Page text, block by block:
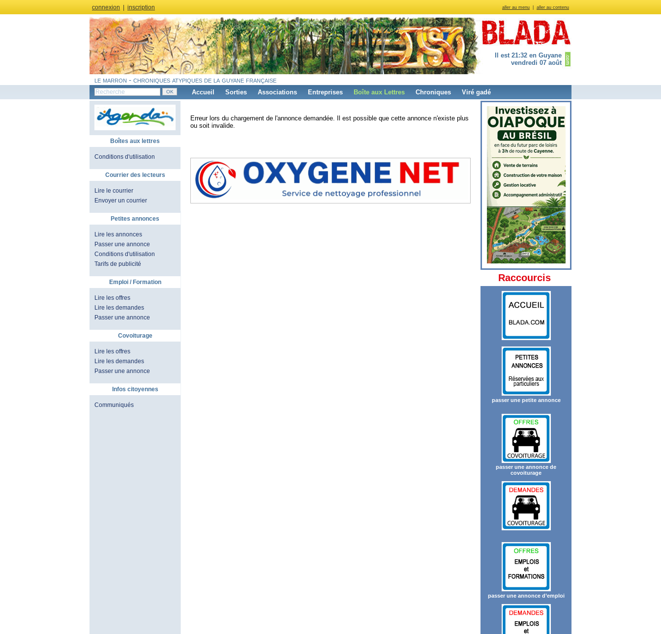
aller au menu aller au contenu
connexion inscription
Il est 21:32 en Guyane
vendredi 07 août
le marron - chroniques atypiques de la guyane française
Accueil Sorties Associations Entreprises Boîte aux Lettres Chroniques Viré gadé
Boîtes aux lettres
Conditions d'utilisation
Courrier des lecteurs
Lire le courrier
Envoyer un courrier
Petites annonces
Lire les annonces
Passer une annonce
Conditions d'utilisation
Tarifs de publicité
Emploi / Formation
Lire les offres
Lire les demandes
Passer une annonce
Covoiturage
Lire les offres
Lire les demandes
Passer une annonce
Infos citoyennes
Communiqués
Erreur lors du chargement de l'annonce demandée. Il est possible que cette annonce n'existe plus
ou soit invalide.
Raccourcis
passer une petite annonce
passer une annonce de
covoiturage
passer une annonce d’emploi